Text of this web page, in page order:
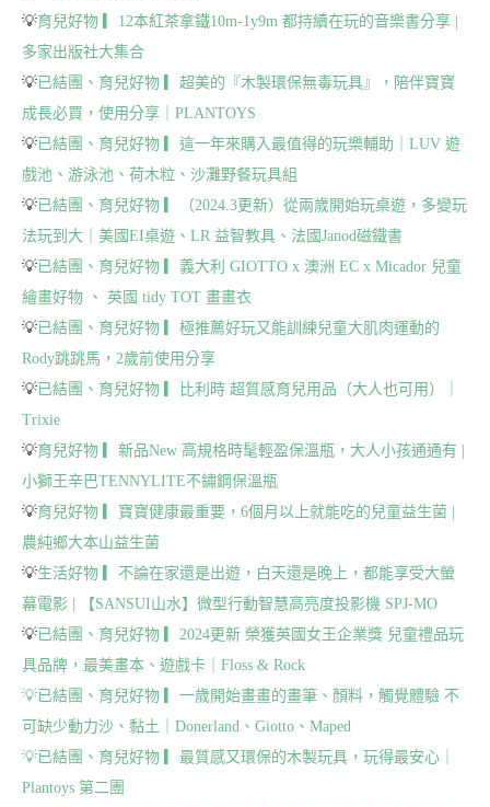
💡育兒好物 ▎12本紅茶拿鐵10m-1y9m 都持續在玩的音樂書分享 |
多家出版社大集合
💡已結團、育兒好物 ▎超美的『木製環保無毒玩具』，陪伴寶寶
成長必買，使用分享｜PLANTOYS
💡已結團、育兒好物 ▎這一年來購入最值得的玩樂輔助｜LUV 遊
戲池、游泳池、荷木粒、沙灘野餐玩具組
💡已結團、育兒好物 ▎（2024.3更新）從兩歲開始玩桌遊，多變玩
法玩到大｜美國EI桌遊、LR 益智教具、法國Janod磁鐵書
💡已結團、育兒好物 ▎義大利 GIOTTO x 澳洲 EC x Micador 兒童
繪畫好物 、 英國 tidy TOT 畫畫衣
💡已結團、育兒好物 ▎極推薦好玩又能訓練兒童大肌肉運動的
Rody跳跳馬，2歲前使用分享
💡已結團、育兒好物 ▎比利時 超質感育兒用品（大人也可用）｜
Trixie
💡育兒好物 ▎新品New 高規格時髦輕盈保溫瓶，大人小孩通通有 |
小獅王辛巴TENNYLITE不鏽鋼保溫瓶
💡育兒好物 ▎寶寶健康最重要，6個月以上就能吃的兒童益生菌 |
農純鄉大本山益生菌
💡生活好物 ▎不論在家還是出遊，白天還是晚上，都能享受大螢
幕電影 | 【SANSUI山水】微型行動智慧高亮度投影機 SPJ-MO
💡已結團、育兒好物 ▎2024更新 榮獲英國女王企業獎 兒童禮品玩
具品牌，最美畫本、遊戲卡｜Floss & Rock
💡已結團、育兒好物 ▎一歲開始畫畫的畫筆、顏料，觸覺體驗 不
可缺少動力沙、黏土｜Donerland、Giotto、Maped
💡已結團、育兒好物 ▎最質感又環保的木製玩具，玩得最安心｜
Plantoys 第二團